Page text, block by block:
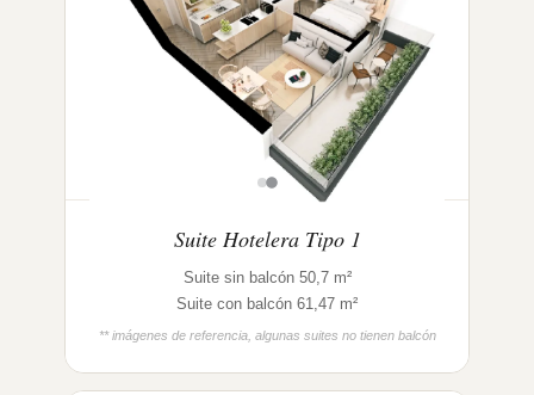
Suite Hotelera Tipo 1
Suite sin balcón 50,7 m²
Suite con balcón 61,47 m²
** imágenes de referencia, algunas suites no tienen balcón